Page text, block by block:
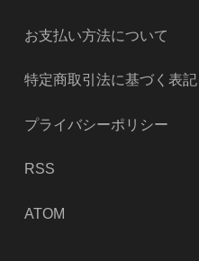
お支払い方法について
特定商取引法に基づく表記
プライバシーポリシー
RSS
ATOM